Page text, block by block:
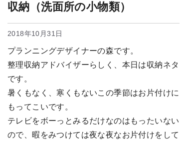
収納（洗面所の小物類）
2018年10月31日
プランニングデザイナーの森です。
整理収納アドバイザーらしく、本日は収納ネタ
です。
暑くもなく、寒くもないこの季節はお片付けに
もってこいです。
テレビをボーっとみるだけなのはもったいない
ので、暇をみつけては夜な夜なお片付けをして